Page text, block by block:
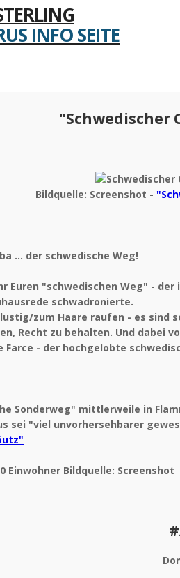
INFO SEITE
"Schwedischer
Bildquelle: Screenshot -
... der schwedische Weg!
Euren "schwedischen Weg" -
schwadronierte.
zum Haare raufen - es sind
Recht zu behalten. Und dabei
Farce - der hochgelobte
Sonderweg" mittlerweile in
sei "viel unvorhersehbarer
Bildquelle: Screenshot